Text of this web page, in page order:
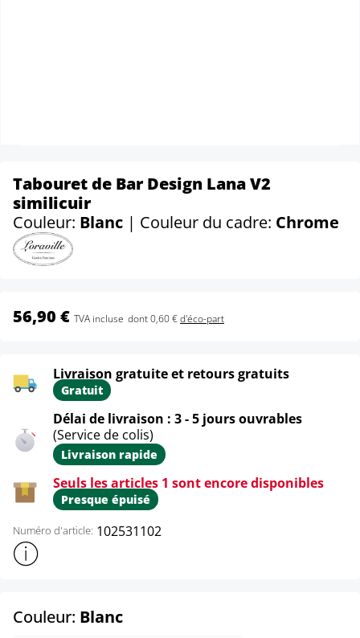
Tabouret de Bar Design Lana V2
similicuir
Couleur: Blanc | Couleur du cadre: Chrome
56,90 € TVA incluse dont 0,60 €d'éco-part
Livraison gratuite et retours gratuits
Gratuit
Délai de livraison : 3 - 5 jours ouvrables
(Service de colis)
Livraison rapide
Seuls les articles 1 sont encore disponibles
Presque épuisé
Numéro d'article: 102531102
Afficher plus d'informations sur le produit
Couleur: Blancselect